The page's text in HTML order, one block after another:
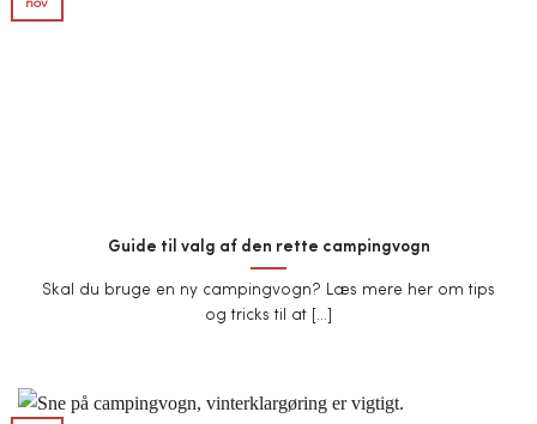
Guide til valg af den rette campingvogn
Skal du bruge en ny campingvogn? Læs mere her om tips
og tricks til at [...]
nov